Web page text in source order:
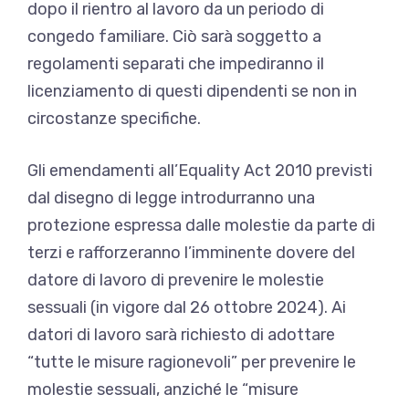
dopo il rientro al lavoro da un periodo di
congedo familiare. Ciò sarà soggetto a
regolamenti separati che impediranno il
licenziamento di questi dipendenti se non in
circostanze specifiche.
Gli emendamenti all’Equality Act 2010 previsti
dal disegno di legge introdurranno una
protezione espressa dalle molestie da parte di
terzi e rafforzeranno l’imminente dovere del
datore di lavoro di prevenire le molestie
sessuali (in vigore dal 26 ottobre 2024). Ai
datori di lavoro sarà richiesto di adottare
“tutte le misure ragionevoli” per prevenire le
molestie sessuali, anziché le “misure